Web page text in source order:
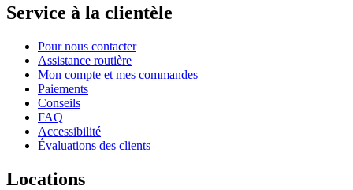
Service à la clientèle
Pour nous contacter
Assistance routière
Mon compte et mes commandes
Paiements
Conseils
FAQ
Accessibilité
Évaluations des clients
Locations